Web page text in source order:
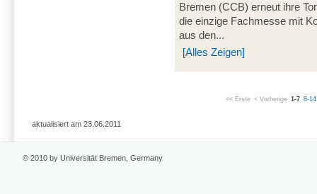
Bremen (CCB) erneut ihre
die einzige Fachmesse mit
aus den...
[Alles Zeigen]
<< Erste < Vorherige 1-7 8-14
aktualisiert am 23.06.2011
© 2010 by Universität Bremen, Germany